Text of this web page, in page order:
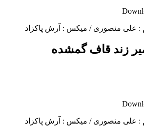
: علی منصوری / میکس : آرش پاکزاد
زند قاف گمشده
: علی منصوری / میکس : آرش پاکزاد